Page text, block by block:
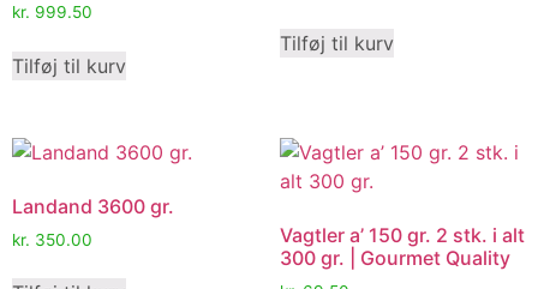
kr. 999.50
Tilføj til kurv
Tilføj til kurv
Landand 3600 gr.
kr. 350.00
Vagtler a’ 150 gr. 2 stk. i alt
300 gr. | Gourmet Quality